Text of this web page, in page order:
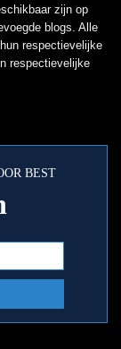
zijn op
blogs. Alle
respectievelijke
respectievelijke
BEST